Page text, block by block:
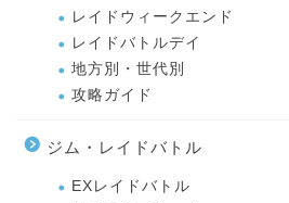
レイドウィークエンド
レイドバトルデイ
地方別・世代別
攻略ガイド
ジム・レイドバトル
EXレイドバトル